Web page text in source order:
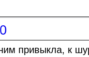
привыкла, к